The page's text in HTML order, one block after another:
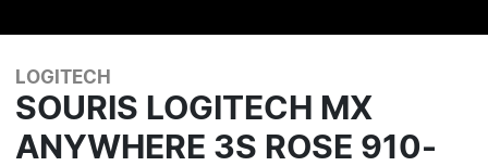
LOGITECH
SOURIS LOGITECH MX
ANYWHERE 3S ROSE 910-